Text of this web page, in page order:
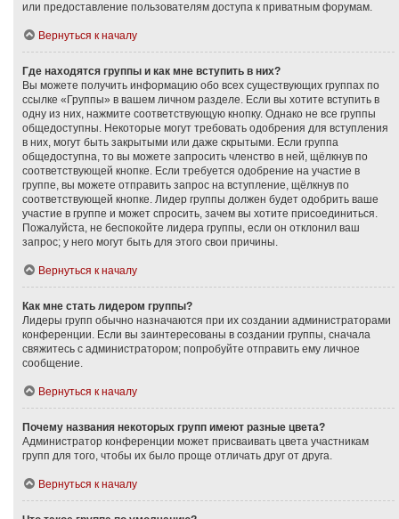
или предоставление пользователям доступа к приватным форумам.
Вернуться к началу
Где находятся группы и как мне вступить в них?
Вы можете получить информацию обо всех существующих группах по
ссылке «Группы» в вашем личном разделе. Если вы хотите вступить в
одну из них, нажмите соответствующую кнопку. Однако не все группы
общедоступны. Некоторые могут требовать одобрения для вступления
в них, могут быть закрытыми или даже скрытыми. Если группа
общедоступна, то вы можете запросить членство в ней, щёлкнув по
соответствующей кнопке. Если требуется одобрение на участие в
группе, вы можете отправить запрос на вступление, щёлкнув по
соответствующей кнопке. Лидер группы должен будет одобрить ваше
участие в группе и может спросить, зачем вы хотите присоединиться.
Пожалуйста, не беспокойте лидера группы, если он отклонил ваш
запрос; у него могут быть для этого свои причины.
Вернуться к началу
Как мне стать лидером группы?
Лидеры групп обычно назначаются при их создании администраторами
конференции. Если вы заинтересованы в создании группы, сначала
свяжитесь с администратором; попробуйте отправить ему личное
сообщение.
Вернуться к началу
Почему названия некоторых групп имеют разные цвета?
Администратор конференции может присваивать цвета участникам
групп для того, чтобы их было проще отличать друг от друга.
Вернуться к началу